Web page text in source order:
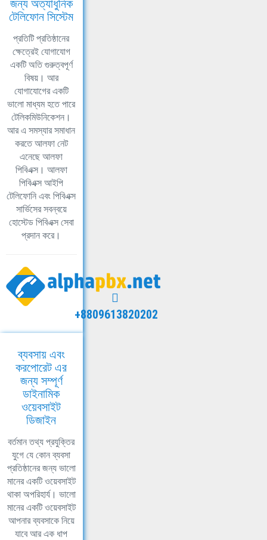
জন্য অত্যাধুনিক
টেলিফোন সিস্টেম
প্রতিটি প্রতিষ্ঠানের
ক্ষেত্রেই যোগাযোগ
একটি অতি গুরুত্বপূর্ণ
বিষয়। আর
যোগাযোগের একটি
ভালো মাধ্যম হতে পারে
টেলিকমিউনিকেশন।
আর এ সমস্যার সমাধান
করতে আলফা নেট
এনেছে আলফা
পিবিএক্স। আলফা
পিবিএক্স আইপি
টেলিফোনি এবং পিবিএক্স
সার্ভিসের সবন্বয়ে
হোস্টেড পিবিএক্স সেবা
প্রদান করে।
+8809613820202
ব্যবসায় এবং
করপোরেট এর
জন্য সম্পূর্ণ
ডাইনামিক
ওয়েবসাইট
ডিজাইন
বর্তমান তথ্য প্রযুক্তির
যুগে যে কোন ব্যবসা
প্রতিষ্ঠানের জন্য ভালো
মানের একটি ওয়েবসাইট
থাকা অপরিহার্য। ভালো
মানের একটি ওয়েবসাইট
আপনার ব্যবসাকে নিয়ে
যাবে আর এক ধাপ